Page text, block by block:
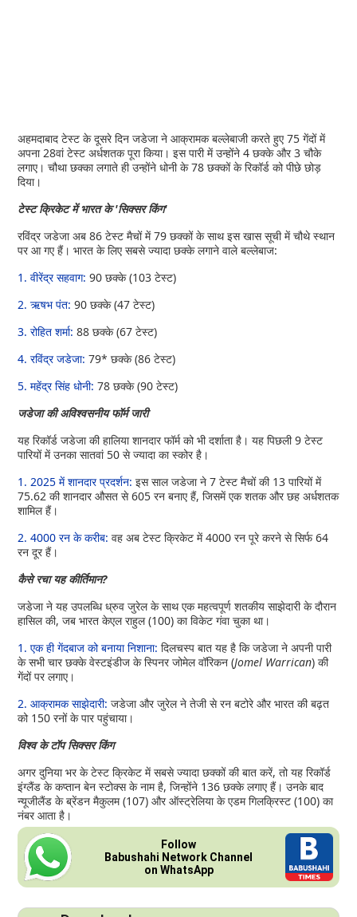
अहमदाबाद टेस्ट के दूसरे दिन जडेजा ने आक्रामक बल्लेबाजी करते हुए 75 गेंदों में
अपना 28वां टेस्ट अर्धशतक पूरा किया। इस पारी में उन्होंने 4 छक्के और 3 चौके
लगाए। चौथा छक्का लगाते ही उन्होंने धोनी के 78 छक्कों के रिकॉर्ड को पीछे छोड़
दिया।
टेस्ट क्रिकेट में भारत के 'सिक्सर किंग'
रविंद्र जडेजा अब 86 टेस्ट मैचों में 79 छक्कों के साथ इस खास सूची में चौथे स्थान
पर आ गए हैं। भारत के लिए सबसे ज्यादा छक्के लगाने वाले बल्लेबाज:
1. वीरेंद्र सहवाग: 90 छक्के (103 टेस्ट)
2. ऋषभ पंत: 90 छक्के (47 टेस्ट)
3. रोहित शर्मा: 88 छक्के (67 टेस्ट)
4. रविंद्र जडेजा: 79* छक्के (86 टेस्ट)
5. महेंद्र सिंह धोनी: 78 छक्के (90 टेस्ट)
जडेजा की अविश्वसनीय फॉर्म जारी
यह रिकॉर्ड जडेजा की हालिया शानदार फॉर्म को भी दर्शाता है। यह पिछली 9 टेस्ट
पारियों में उनका सातवां 50 से ज्यादा का स्कोर है।
1. 2025 में शानदार प्रदर्शन: इस साल जडेजा ने 7 टेस्ट मैचों की 13 पारियों में
75.62 की शानदार औसत से 605 रन बनाए हैं, जिसमें एक शतक और छह अर्धशतक
शामिल हैं।
2. 4000 रन के करीब: वह अब टेस्ट क्रिकेट में 4000 रन पूरे करने से सिर्फ 64
रन दूर हैं।
कैसे रचा यह कीर्तिमान?
जडेजा ने यह उपलब्धि ध्रुव जुरेल के साथ एक महत्वपूर्ण शतकीय साझेदारी के दौरान
हासिल की, जब भारत केएल राहुल (100) का विकेट गंवा चुका था।
1. एक ही गेंदबाज को बनाया निशाना: दिलचस्प बात यह है कि जडेजा ने अपनी पारी
के सभी चार छक्के वेस्टइंडीज के स्पिनर जोमेल वॉरिकन (Jomel Warrican) की
गेंदों पर लगाए।
2. आक्रामक साझेदारी: जडेजा और जुरेल ने तेजी से रन बटोरे और भारत की बढ़त
को 150 रनों के पार पहुंचाया।
विश्व के टॉप सिक्सर किंग
अगर दुनिया भर के टेस्ट क्रिकेट में सबसे ज्यादा छक्कों की बात करें, तो यह रिकॉर्ड
इंग्लैंड के कप्तान बेन स्टोक्स के नाम है, जिन्होंने 136 छक्के लगाए हैं। उनके बाद
न्यूजीलैंड के ब्रेंडन मैकुलम (107) और ऑस्ट्रेलिया के एडम गिलक्रिस्ट (100) का
नंबर आता है।
Follow
Babushahi Network Channel
on WhatsApp